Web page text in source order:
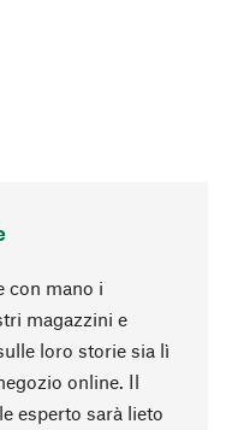
con mano i
magazzini e
loro storie sia lì
online. Il
esperto sarà lieto